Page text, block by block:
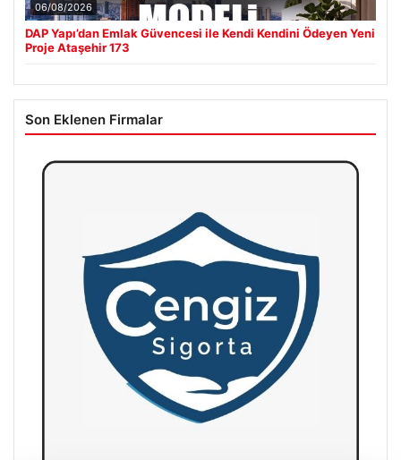
06/08/2026
DAP Yapı’dan Emlak Güvencesi ile Kendi Kendini Ödeyen Yeni
Proje Ataşehir 173
Son Eklenen Firmalar